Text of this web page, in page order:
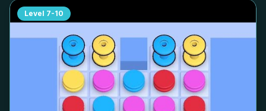
Level 7-10